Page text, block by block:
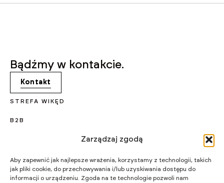
Zarządzaj zgodą
Aby zapewnić jak najlepsze wrażenia, korzystamy z technologii, takich
jak pliki cookie, do przechowywania i/lub uzyskiwania dostępu do
informacji o urządzeniu. Zgoda na te technologie pozwoli nam
Bądźmy w kontakcie.
Kontakt
STREFA WIKĘD
B2B
PROJEKTY UNIJNE
CERTYFIKATY I PROGRAMY